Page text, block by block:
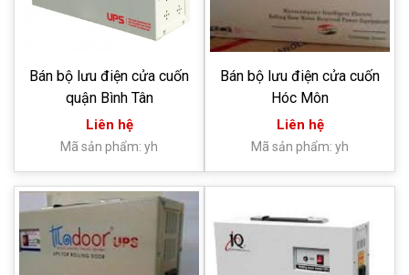
Bán bộ lưu điện cửa cuốn
quận Bình Tân
Liên hệ
Mã sản phẩm: yh
Bán bộ lưu điện cửa cuốn
Hóc Môn
Liên hệ
Mã sản phẩm: yh